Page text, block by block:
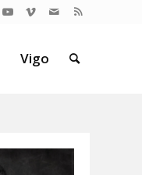
Vigo